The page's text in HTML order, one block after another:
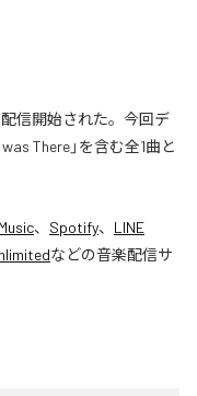
配信開始された。今回デ
There」を含む全1曲と
、 Spotify、 LINE
などの音楽配信サ